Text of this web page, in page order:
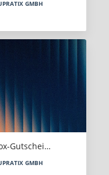
GMBH
Gutschei…
GMBH